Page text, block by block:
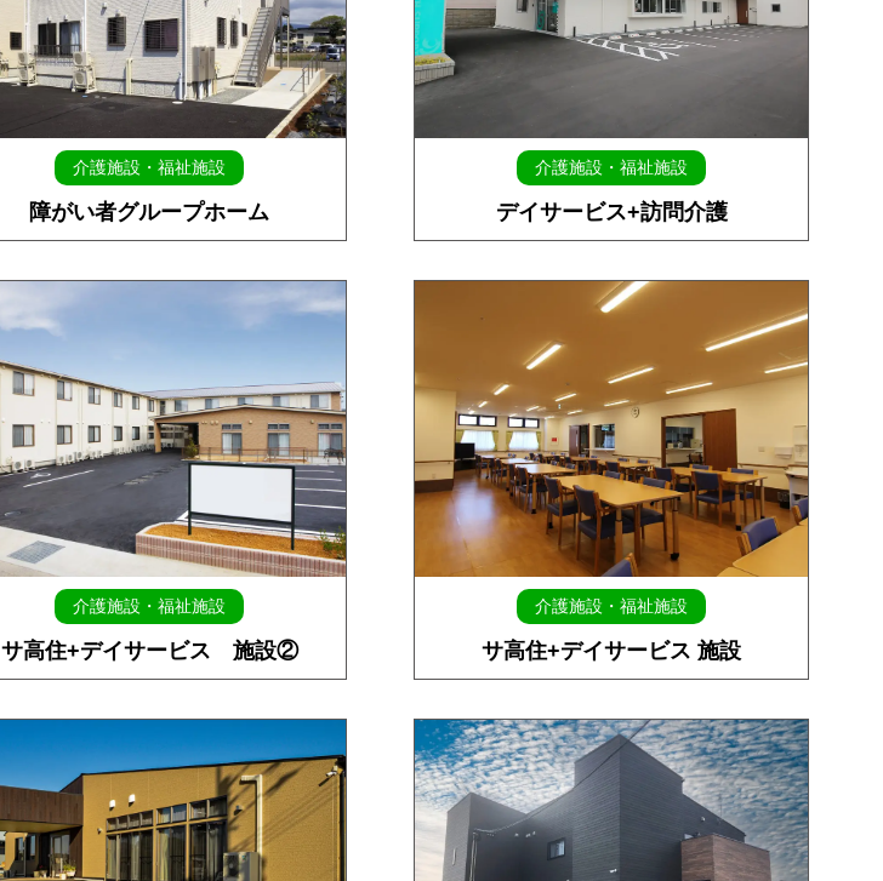
介護施設・福祉施設
障がい者グループホーム
介護施設・福祉施設
デイサービス+訪問介護
介護施設・福祉施設
サ高住+デイサービス 施設②
介護施設・福祉施設
サ高住+デイサービス 施設